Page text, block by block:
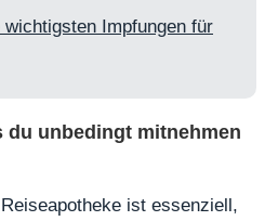
wichtigsten Impfungen für
du unbedingt mitnehmen
ist essenziell,